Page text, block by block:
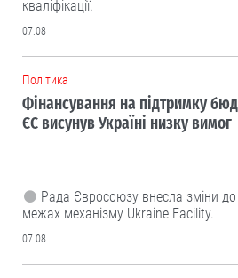
кваліфікації.
07.08
Політика
Фінансування на підтримку
ЄС висунув Україні низку вимог
Рада Євросоюзу внесла зміни до
межах механізму Ukraine Facility.
07.08